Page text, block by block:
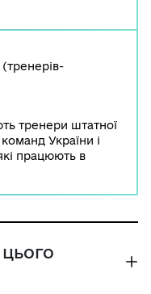
(тренерів-
тренери штатної
України і
працюють в
незалежно від